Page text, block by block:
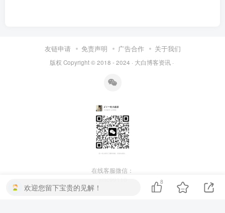
友链申请 免责声明 广告合作 关于我们
版权 Copyright © 2018 - 2024 · 大白博客资讯 ·
在线客服微信：
欢迎您留下宝贵的见解！
8